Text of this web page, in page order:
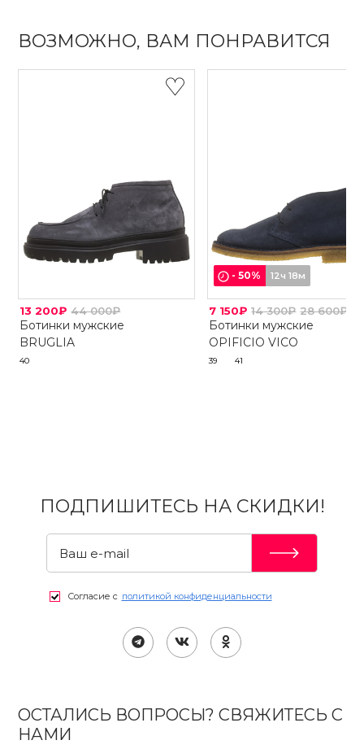
ВОЗМОЖНО, ВАМ ПОНРАВИТСЯ
13 200₽ 44 000₽
Ботинки мужские
BRUGLIA
40
-50% 12ч 18м
7 150₽ 14 300₽ 28 600₽
Ботинки мужские
OPIFICIO VICO
39 41
ПОДПИШИТЕСЬ НА СКИДКИ!
Согласие с политикой конфиденциальности
ОСТАЛИСЬ ВОПРОСЫ? СВЯЖИТЕСЬ С
НАМИ